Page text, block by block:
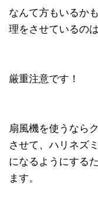
なんて方もいるか
理をさせているの
厳重注意です！
扇風機を使うなら
させて、ハリネズ
になるようにする
ます。